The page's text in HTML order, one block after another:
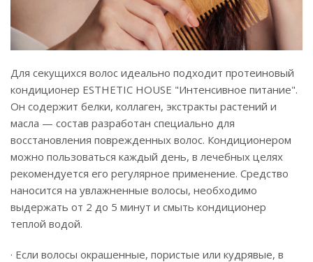
Для секущихся волос идеально подходит протеиновый
кондиционер ESTHETIC HOUSE "Интенсивное питание".
Он содержит белки, коллаген, экстракты растений и
масла — состав разработан специально для
восстановления поврежденных волос. Кондиционером
можно пользоваться каждый день, в лечебных целях
рекомендуется его регулярное применение. Средство
наносится на увлажненные волосы, необходимо
выдержать от 2 до 5 минут и смыть кондиционер
теплой водой.
· Если волосы окрашенные, пористые или кудрявые, в